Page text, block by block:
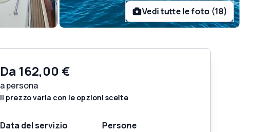
Vedi tutte le foto (18)
Da 162,00 €
a persona
Il prezzo varia con le opzioni scelte
Data del servizio
Persone